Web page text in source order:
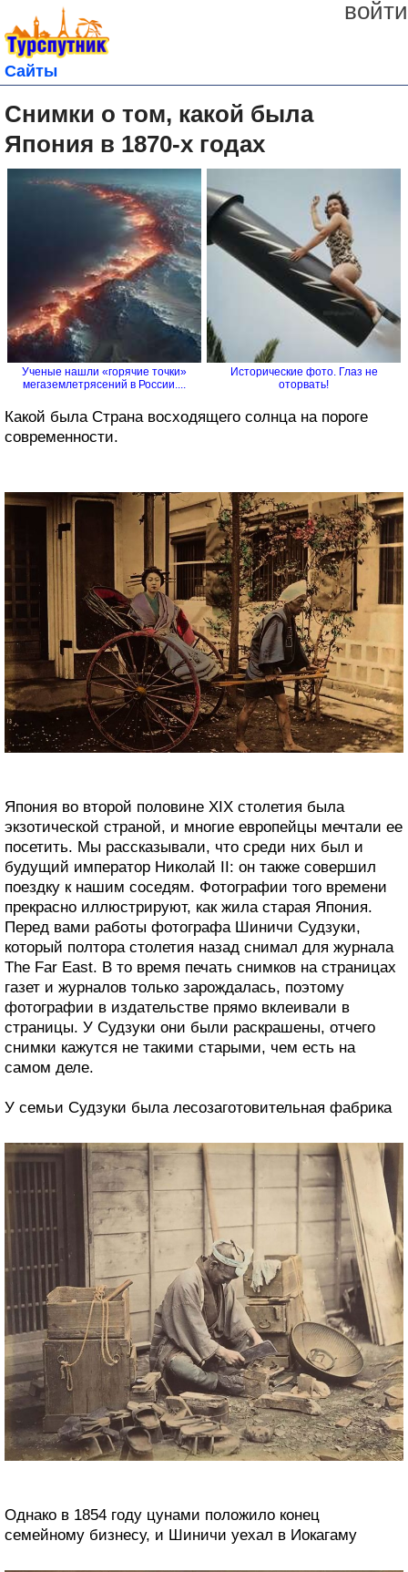
войти
Сайты
Снимки о том, какой была
Япония в 1870-х годах
Ученые нашли «горячие точки»
мегаземлетрясений в России....
Исторические фото. Глаз не
оторвать!
Какой была Страна восходящего солнца на пороге
современности.
Япония во второй половине XIX столетия была
экзотической страной, и многие европейцы мечтали ее
посетить. Мы рассказывали, что среди них был и
будущий император Николай II: он также совершил
поездку к нашим соседям. Фотографии того времени
прекрасно иллюстрируют, как жила старая Япония.
Перед вами работы фотографа Шиничи Судзуки,
который полтора столетия назад снимал для журнала
The Far East. В то время печать снимков на страницах
газет и журналов только зарождалась, поэтому
фотографии в издательстве прямо вклеивали в
страницы. У Судзуки они были раскрашены, отчего
снимки кажутся не такими старыми, чем есть на
самом деле.
У семьи Судзуки была лесозаготовительная фабрика
Однако в 1854 году цунами положило конец
семейному бизнесу, и Шиничи уехал в Иокагаму